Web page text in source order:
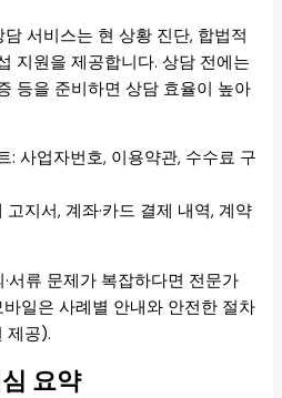
서비스는 현 상황 진단, 합법적
지원을 제공합니다. 상담 전에는
등을 준비하면 상담 효율이 높아
: 사업자번호, 이용약관, 수수료 구
지서, 계좌·카드 결제 내역, 계약
서류 문제가 복잡하다면 전문가
일은 사례별 안내와 안전한 절차
제공).
요약